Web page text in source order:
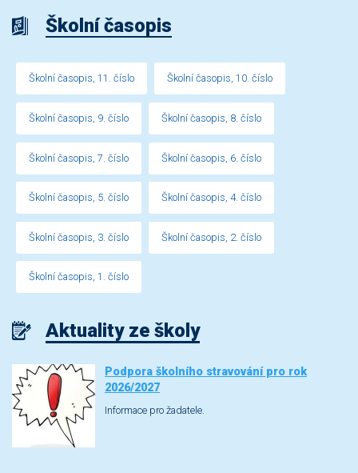
Školní časopis
Školní časopis, 11. číslo Školní časopis, 10. číslo
Školní časopis, 9. číslo Školní časopis, 8. číslo
Školní časopis, 7. číslo Školní časopis, 6. číslo
Školní časopis, 5. číslo Školní časopis, 4. číslo
Školní časopis, 3. číslo Školní časopis, 2. číslo
Školní časopis, 1. číslo
Aktuality ze školy
Podpora školního stravování pro rok
2026/2027
Informace pro žadatele.